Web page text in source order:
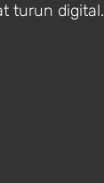
turun digital.